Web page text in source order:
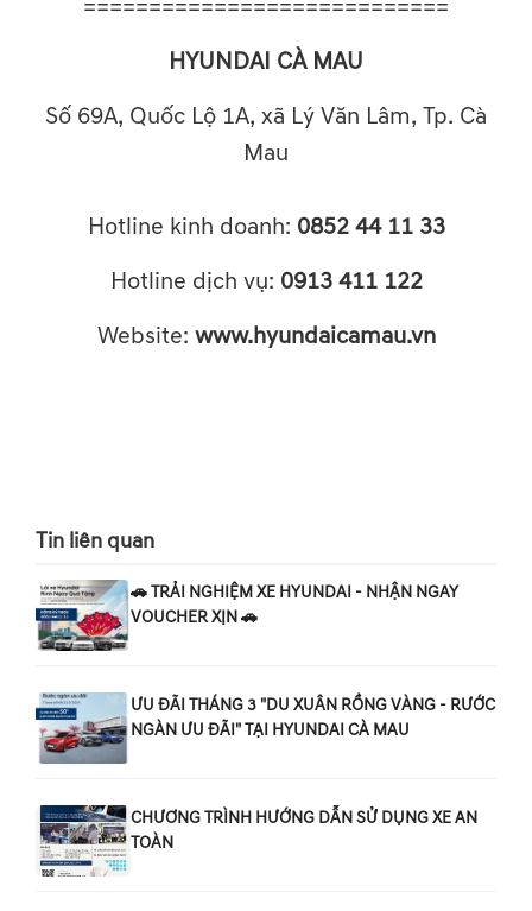
============================
HYUNDAI CÀ MAU
Số 69A, Quốc Lộ 1A, xã Lý Văn Lâm, Tp. Cà
Mau
Hotline kinh doanh: 0852 44 11 33
Hotline dịch vụ: 0913 411 122
Website: www.hyundaicamau.vn
Tin liên quan
🚗 TRẢI NGHIỆM XE HYUNDAI - NHẬN NGAY
VOUCHER XỊN 🚗
ƯU ĐÃI THÁNG 3 "DU XUÂN RỒNG VÀNG - RƯỚC
NGÀN ƯU ĐÃI" TẠI HYUNDAI CÀ MAU
CHƯƠNG TRÌNH HƯỚNG DẪN SỬ DỤNG XE AN
TOÀN